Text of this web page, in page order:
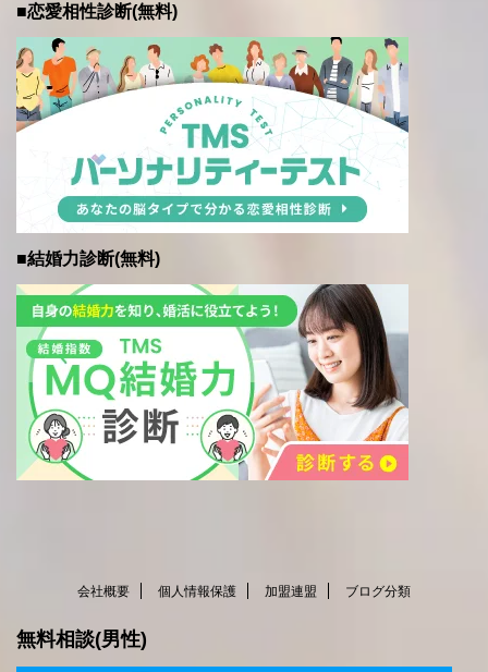
■恋愛相性診断(無料)
■結婚力診断(無料)
会社概要 個人情報保護 加盟連盟 ブログ分類
無料相談(男性)